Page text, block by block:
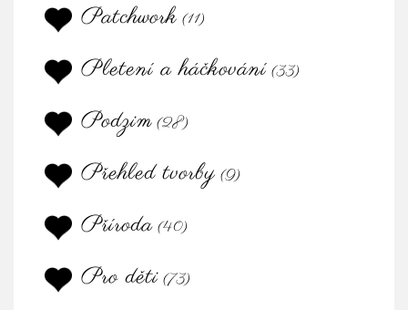
Patchwork (11)
Pletení a háčkování (33)
Podzim (28)
Přehled tvorby (9)
Příroda (40)
Pro děti (73)